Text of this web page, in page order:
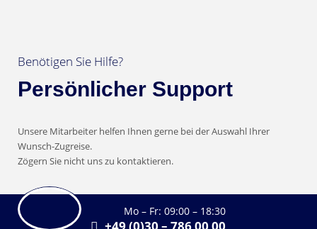
Benötigen Sie Hilfe?
Persönlicher Support
Unsere Mitarbeiter helfen Ihnen gerne bei der Auswahl Ihrer
Wunsch-Zugreise.
Zögern Sie nicht uns zu kontaktieren.
Mo – Fr: 09:00 – 18:30